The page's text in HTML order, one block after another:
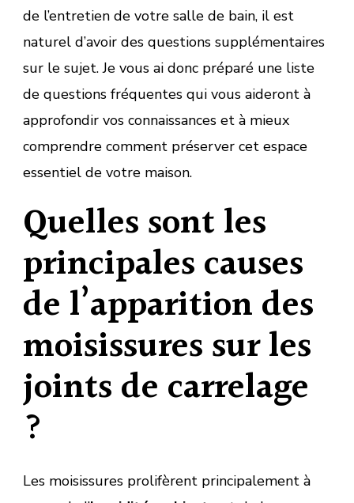
de l’entretien de votre salle de bain, il est
naturel d’avoir des questions supplémentaires
sur le sujet. Je vous ai donc préparé une liste
de questions fréquentes qui vous aideront à
approfondir vos connaissances et à mieux
comprendre comment préserver cet espace
essentiel de votre maison.
Quelles sont les
principales causes
de l’apparition des
moisissures sur les
joints de carrelage
?
Les moisissures prolifèrent principalement à